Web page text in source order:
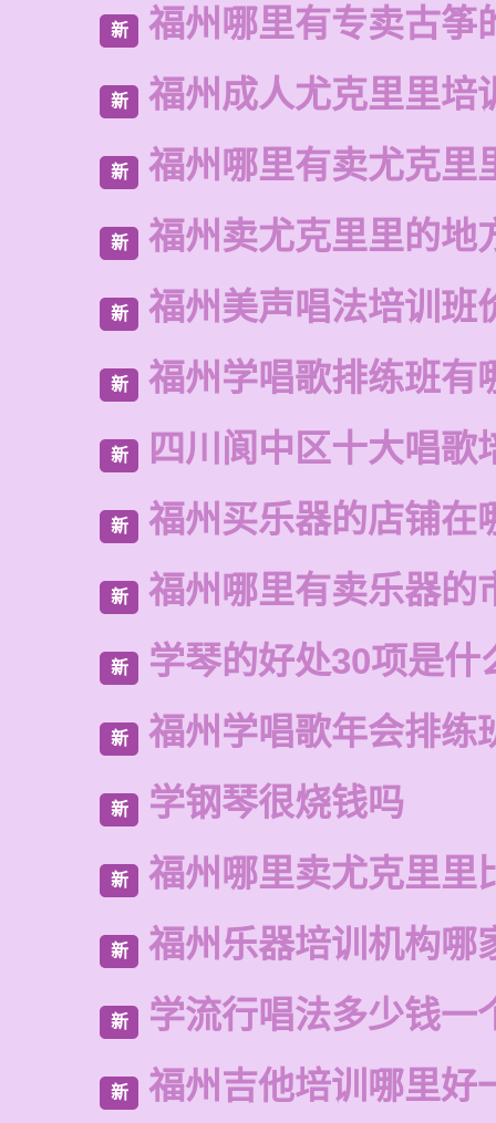
新 福州哪里有专卖古筝
新 福州成人尤克里里培
新 福州哪里有卖尤克里
新 福州卖尤克里里的地
新 福州美声唱法培训班
新 福州学唱歌排练班有
新 四川阆中区十大唱歌
新 福州买乐器的店铺在
新 福州哪里有卖乐器的
新 学琴的好处30项是什
新 福州学唱歌年会排练
新 学钢琴很烧钱吗
新 福州哪里卖尤克里里
新 福州乐器培训机构哪
新 学流行唱法多少钱一
新 福州吉他培训哪里好